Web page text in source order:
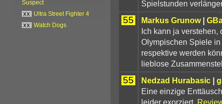
Spielstunden
55 Markus Grunow|
Ich kann ja verstehen,
Olympischen Spiele
respektive werden
lieblose
55 Nedzad Hurabasic|
Eine einzige
leider exorziert.
Suspect
xx
Ultra Street Fighter 4
xx
Watch Dogs